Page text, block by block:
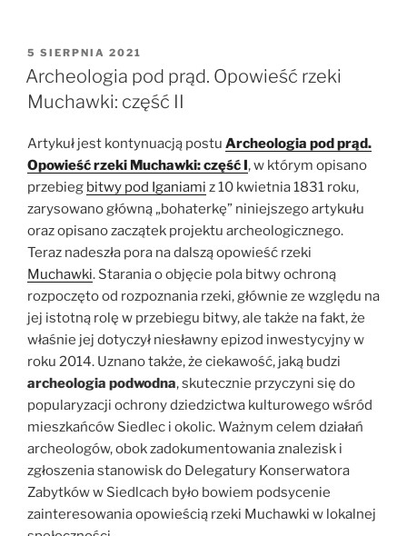
zarazy?
4th
Warsaw
Seminar
on
Underwater
Archaeology
już
w
przyszłym
tygodniu!”
OPUBLIKOWANE
W
5 SIERPNIA 2021
Archeologia pod prąd. Opowieść rzeki
Muchawki: część II
Artykuł jest kontynuacją postu Archeologia pod prąd.
Opowieść rzeki Muchawki: część I,w którym opisano
przebieg bitwy pod Iganiami z 10 kwietnia 1831 roku,
zarysowano główną „bohaterkę” niniejszego artykułu
oraz opisano zaczątek projektu archeologicznego.
Teraz nadeszła pora na dalszą opowieść rzeki
Muchawki. Starania o objęcie pola bitwy ochroną
rozpoczęto od rozpoznania rzeki, głównie ze względu na
jej istotną rolę w przebiegu bitwy, ale także na fakt, że
właśnie jej dotyczył niesławny epizod inwestycyjny w
roku 2014. Uznano także, że ciekawość, jaką budzi
archeologia podwodna, skutecznie przyczyni się do
popularyzacji ochrony dziedzictwa kulturowego wśród
mieszkańców Siedlec i okolic. Ważnym celem działań
archeologów, obok zadokumentowania znalezisk i
zgłoszenia stanowisk do Delegatury Konserwatora
Zabytków w Siedlcach było bowiem podsycenie
zainteresowania opowieścią rzeki Muchawki w lokalnej